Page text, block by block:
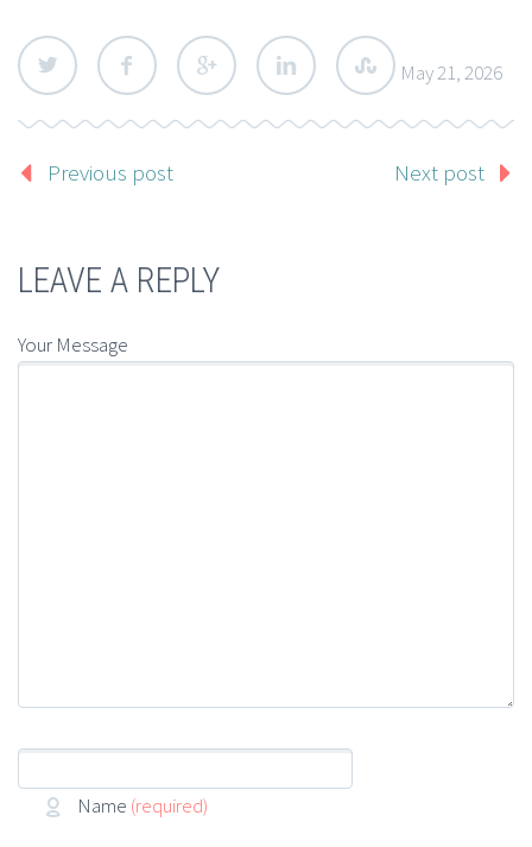
May 21, 2026
Previous post Next post
LEAVE A REPLY
Your Message
Name (required)